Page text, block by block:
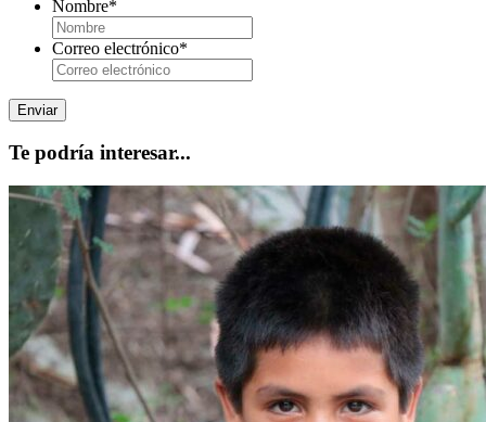
Nombre*
Correo electrónico*
Te podría interesar...